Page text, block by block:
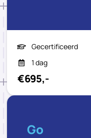
Gecertificeerd
1 dag
€695,-
Go